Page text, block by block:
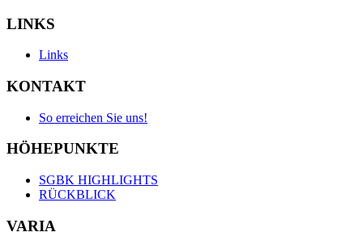
LINKS
Links
KONTAKT
So erreichen Sie uns!
HÖHEPUNKTE
SGBK HIGHLIGHTS
RÜCKBLICK
VARIA